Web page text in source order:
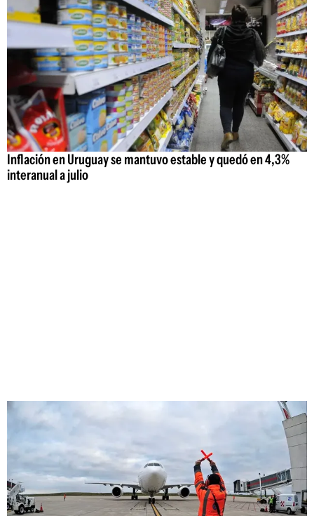
Inflación en Uruguay se mantuvo estable y quedó en 4,3%
interanual a julio